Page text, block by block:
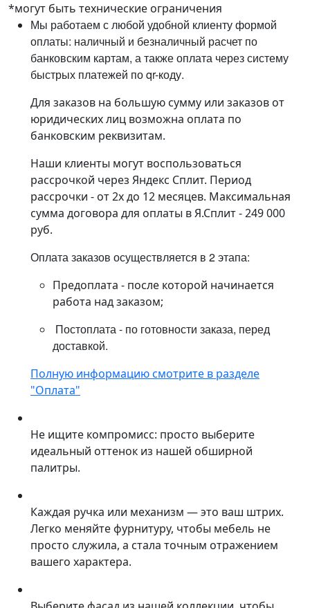
*могут быть технические ограничения
Мы работаем с любой удобной клиенту формой
оплаты: наличный и безналичный расчет по
банковским картам, а также оплата через систему
быстрых платежей по qr-коду.
Для заказов на большую сумму или заказов от
юридических лиц возможна оплата по
банковским реквизитам.
Наши клиенты могут воспользоваться
рассрочкой через Яндекс Сплит. Период
рассрочки - от 2х до 12 месяцев. Максимальная
сумма договора для оплаты в Я.Сплит - 249 000
руб.
Оплата заказов осуществляется в 2 этапа:
Предоплата - после которой начинается
работа над заказом;
Постоплата - по готовности заказа, перед
доставкой.
Полную информацию смотрите в разделе
"Оплата"
Не ищите компромисс: просто выберите
идеальный оттенок из нашей обширной
палитры.
Каждая ручка или механизм — это ваш штрих.
Легко меняйте фурнитуру, чтобы мебель не
просто служила, а стала точным отражением
вашего характера.